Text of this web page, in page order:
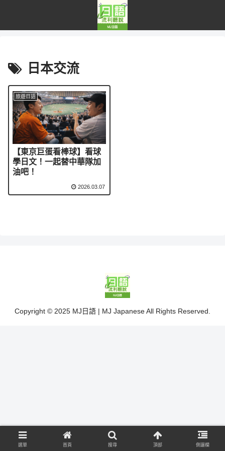
日本交流
旅遊日語
【東京巨蛋看棒球】看球
學日文！一起替中華隊加
油吧！
2026.03.07
Copyright © 2025 MJ日語 | MJ Japanese All Rights Reserved.
選單 首頁 搜尋 頂部 側邊欄